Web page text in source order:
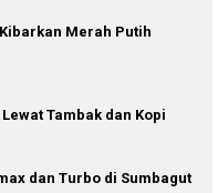
Merah Putih
Tambak dan Kopi
dan Turbo di Sumbagut